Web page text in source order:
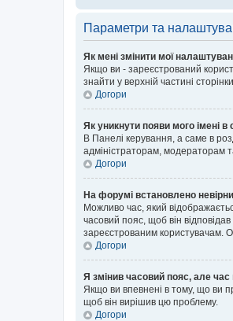
Параметри та
Як мені змінити мої
Якщо ви - зареєстрований
знайти у верхній частині
Догори
Як уникнути появи мого імені
В Панелі керування, а саме в
адміністраторам, модераторам
Догори
На форумі встановлено
Можливо час, який
часовий пояс, щоб він
зареєстрованим користувачам.
Догори
Я змінив часовий пояс, але час
Якщо ви впевнені в тому, що ви
щоб він вирішив цю проблему.
Догори